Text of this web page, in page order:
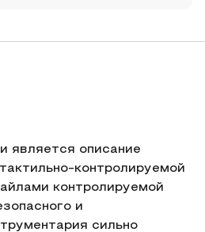
является описание
контролируемой
контролируемой
и
сильно